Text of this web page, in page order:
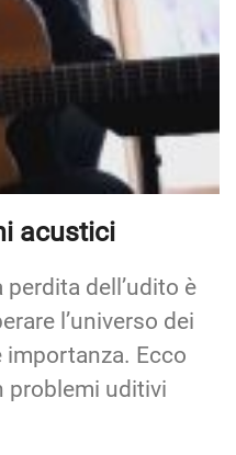
acustici
dell’udito è
l’universo dei
importanza. Ecco
problemi uditivi